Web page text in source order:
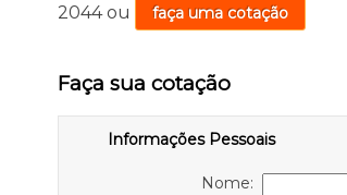
2044 ou faça uma cotação
Faça sua cotação
Informações Pessoais
Nome: